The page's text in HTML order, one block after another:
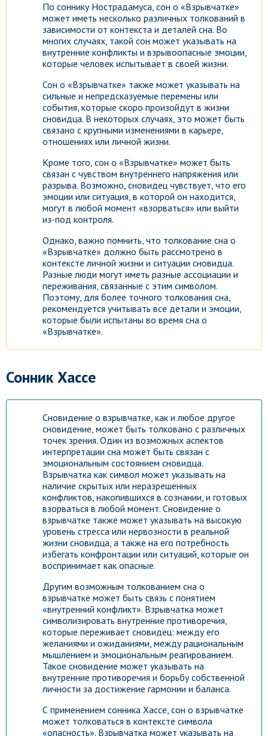
По соннику Нострадамуса, сон о «Взрывчатке»
может иметь несколько различных толкований в
зависимости от контекста и деталей сна. Во
многих случаях, такой сон может указывать на
внутренние конфликты и взрывоопасные эмоции,
которые человек испытывает в своей жизни.
Сон о «Взрывчатке» также может указывать на
сильные и непредсказуемые перемены или
события, которые скоро произойдут в жизни
сновидца. В некоторых случаях, это может быть
связано с крупными изменениями в карьере,
отношениях или личной жизни.
Кроме того, сон о «Взрывчатке» может быть
связан с чувством внутреннего напряжения или
разрыва. Возможно, сновидец чувствует, что его
эмоции или ситуация, в которой он находится,
могут в любой момент «взорваться» или выйти
из-под контроля.
Однако, важно помнить, что толкование сна о
«Взрывчатке» должно быть рассмотрено в
контексте личной жизни и ситуации сновидца.
Разные люди могут иметь разные ассоциации и
переживания, связанные с этим символом.
Поэтому, для более точного толкования сна,
рекомендуется учитывать все детали и эмоции,
которые были испытаны во время сна о
«Взрывчатке».
Сонник Хассе
Сновидение о взрывчатке, как и любое другое
сновидение, может быть толковано с различных
точек зрения. Один из возможных аспектов
интерпретации сна может быть связан с
эмоциональным состоянием сновидца.
Взрывчатка как символ может указывать на
наличие скрытых или неразрешенных
конфликтов, накопившихся в сознании, и готовых
взорваться в любой момент. Сновидение о
взрывчатке также может указывать на высокую
уровень стресса или нервозности в реальной
жизни сновидца, а также на его потребность
избегать конфронтации или ситуаций, которые он
воспринимает как опасные.
Другим возможным толкованием сна о
взрывчатке может быть связь с понятием
«внутренний конфликт». Взрывчатка может
символизировать внутренние противоречия,
которые переживает сновидец: между его
желаниями и ожиданиями, между рациональным
мышлением и эмоциональным реагированием.
Такое сновидение может указывать на
внутренние противоречия и борьбу собственной
личности за достижение гармонии и баланса.
С применением сонника Хассе, сон о взрывчатке
может толковаться в контексте символа
«опасность». Взрывчатка может указывать на